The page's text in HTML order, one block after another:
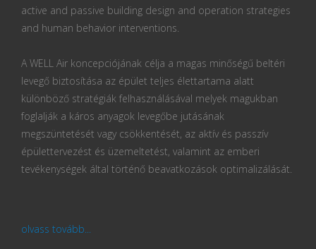
active and passive building design and operation strategies
and human behavior interventions.
A WELL Air koncepciójának célja a magas minőségű beltéri
levegő biztosítása az épület teljes élettartama alatt
különböző stratégiák felhasználásával melyek magukban
foglalják a káros anyagok levegőbe jutásának
megszüntetését vagy csökkentését, az aktív és passzív
épülettervezést és üzemeltetést, valamint az emberi
tevékenységek által történő beavatkozások optimalizálását.
olvass tovább...